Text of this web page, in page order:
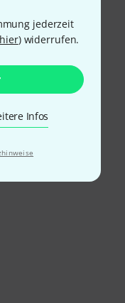
jederzeit
hier) widerrufen.
Infos